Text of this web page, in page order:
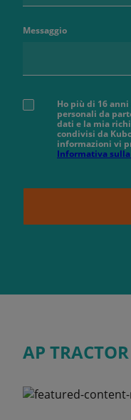
Messaggio
Ho più di 16
personali da
dati e la mia
condivisi da
informazioni vi
Informativa
AP